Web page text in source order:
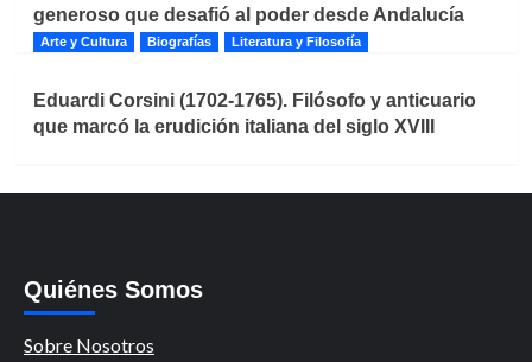
generoso que desafió al poder desde Andalucía
Arte y Cultura Biografías Literatura y Filosofía
Eduardi Corsini (1702-1765). Filósofo y anticuario
que marcó la erudición italiana del siglo XVIII
Quiénes Somos
Sobre Nosotros